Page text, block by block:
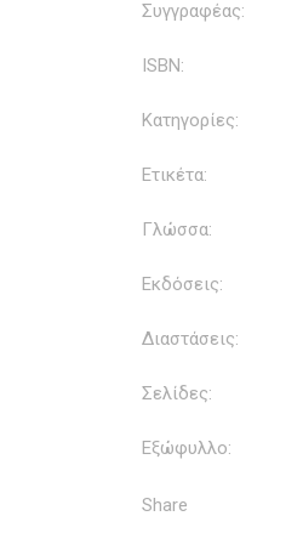
Συγγραφέας:
ISBN:
Κατηγορίες:
Ετικέτα:
Γλώσσα:
Εκδόσεις:
Διαστάσεις:
Σελίδες:
Εξώφυλλο:
Share